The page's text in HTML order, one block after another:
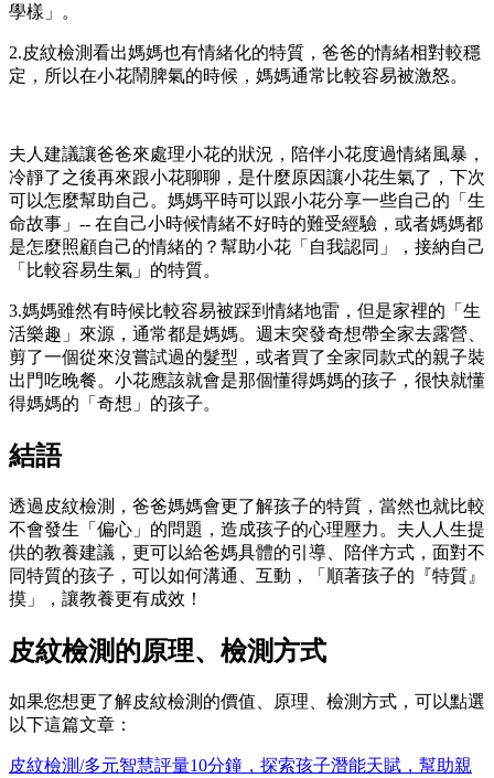
學樣」。
2.皮紋檢測看出媽媽也有情緒化的特質，爸爸的情緒相對較穩
定，所以在小花鬧脾氣的時候，媽媽通常比較容易被激怒。
夫人建議讓爸爸來處理小花的狀況，陪伴小花度過情緒風暴，
冷靜了之後再來跟小花聊聊，是什麼原因讓小花生氣了，下次
可以怎麼幫助自己。媽媽平時可以跟小花分享一些自己的「生
命故事」-- 在自己小時候情緒不好時的難受經驗，或者媽媽都
是怎麼照顧自己的情緒的？幫助小花「自我認同」，接納自己
「比較容易生氣」的特質。
3.媽媽雖然有時候比較容易被踩到情緒地雷，但是家裡的「生
活樂趣」來源，通常都是媽媽。週末突發奇想帶全家去露營、
剪了一個從來沒嘗試過的髮型，或者買了全家同款式的親子裝
出門吃晚餐。小花應該就會是那個懂得媽媽的孩子，很快就懂
得媽媽的「奇想」的孩子。
結語
透過皮紋檢測，爸爸媽媽會更了解孩子的特質，當然也就比較
不會發生「偏心」的問題，造成孩子的心理壓力。夫人人生提
供的教養建議，更可以給爸媽具體的引導、陪伴方式，面對不
同特質的孩子，可以如何溝通、互動，「順著孩子的『特質』
摸」，讓教養更有成效！
皮紋檢測的原理、檢測方式
如果您想更了解皮紋檢測的價值、原理、檢測方式，可以點選
以下這篇文章：
皮紋檢測/多元智慧評量10分鐘，探索孩子潛能天賦，幫助親